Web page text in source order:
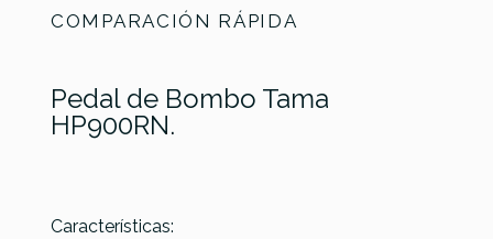
COMPARACIÓN RÁPIDA
Pedal de Bombo Tama
HP900RN.
Características: